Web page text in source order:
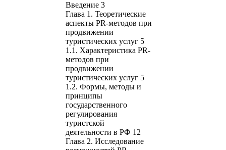
Введение 3
Глава 1. Теоретические
аспекты PR-методов при
продвижении
туристических услуг 5
1.1. Характеристика PR-
методов при
продвижении
туристических услуг 5
1.2. Формы, методы и
принципы
государственного
регулирования
туристской
деятельности в РФ 12
Глава 2. Исследование